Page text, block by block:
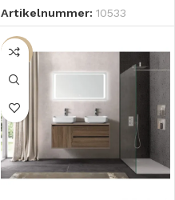
Artikelnummer: 10533
SALE